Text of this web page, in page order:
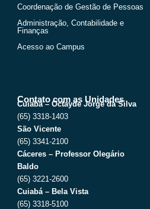
Coordenação de Gestão de Pessoas
Administração, Contabilidade e
Finanças
Acesso ao Campus
Contato com as Unidades
Cuiabá – Octayde Jorge da Silva
(65) 3318-1403
São Vicente
(65) 3341-2100
Cáceres – Professor Olegário
Baldo
(65) 3221-2600
Cuiabá – Bela Vista
(65) 3318-5100